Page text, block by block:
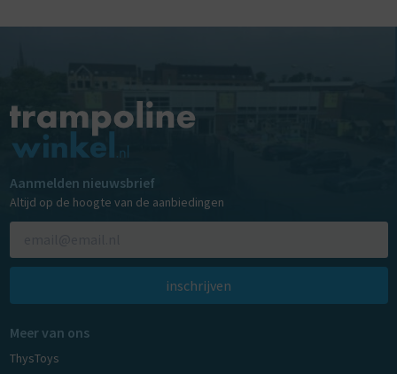
Aanmelden nieuwsbrief
Altijd op de hoogte van de aanbiedingen
inschrijven
Meer van ons
ThysToys